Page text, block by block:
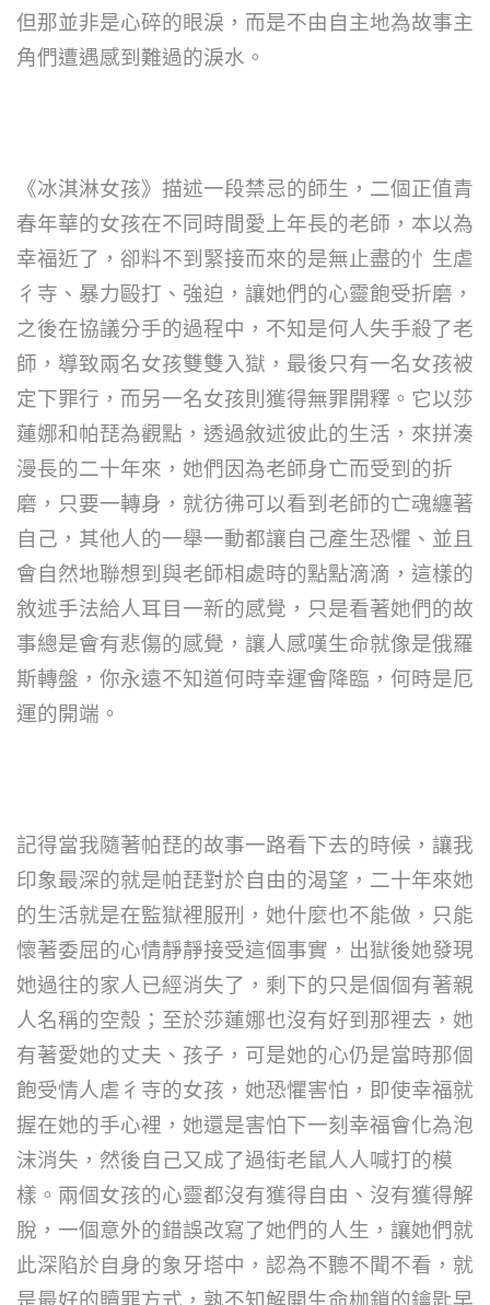
但那並非是心碎的眼淚，而是不由自主地為故事主
角們遭遇感到難過的淚水。
《冰淇淋女孩》描述一段禁忌的師生，二個正值青
春年華的女孩在不同時間愛上年長的老師，本以為
幸福近了，卻料不到緊接而來的是無止盡的忄生虐
彳寺、暴力毆打、強迫，讓她們的心靈飽受折磨，
之後在協議分手的過程中，不知是何人失手殺了老
師，導致兩名女孩雙雙入獄，最後只有一名女孩被
定下罪行，而另一名女孩則獲得無罪開釋。它以莎
蓮娜和帕琵為觀點，透過敘述彼此的生活，來拼湊
漫長的二十年來，她們因為老師身亡而受到的折
磨，只要一轉身，就彷彿可以看到老師的亡魂纏著
自己，其他人的一舉一動都讓自己產生恐懼、並且
會自然地聯想到與老師相處時的點點滴滴，這樣的
敘述手法給人耳目一新的感覺，只是看著她們的故
事總是會有悲傷的感覺，讓人感嘆生命就像是俄羅
斯轉盤，你永遠不知道何時幸運會降臨，何時是厄
運的開端。
記得當我隨著帕琵的故事一路看下去的時候，讓我
印象最深的就是帕琵對於自由的渴望，二十年來她
的生活就是在監獄裡服刑，她什麼也不能做，只能
懷著委屈的心情靜靜接受這個事實，出獄後她發現
她過往的家人已經消失了，剩下的只是個個有著親
人名稱的空殼；至於莎蓮娜也沒有好到那裡去，她
有著愛她的丈夫、孩子，可是她的心仍是當時那個
飽受情人虐彳寺的女孩，她恐懼害怕，即使幸福就
握在她的手心裡，她還是害怕下一刻幸福會化為泡
沫消失，然後自己又成了過街老鼠人人喊打的模
樣。兩個女孩的心靈都沒有獲得自由、沒有獲得解
脫，一個意外的錯誤改寫了她們的人生，讓她們就
此深陷於自身的象牙塔中，認為不聽不聞不看，就
是最好的贖罪方式，孰不知解開生命枷鎖的鑰匙早